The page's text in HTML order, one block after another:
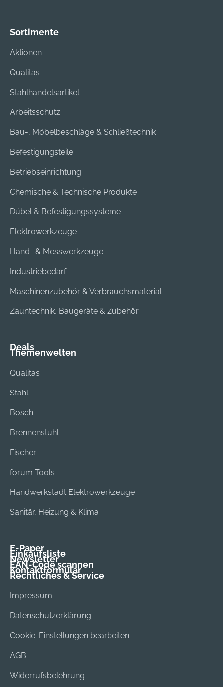
Sortimente
Aktionen
Qualitas
Stahlhandelsartikel
Arbeitsschutz
Bau-, Möbelbeschläge & Schließtechnik
Befestigungsteile
Betriebseinrichtung
Chemische & Technische Produkte
Dübel & Befestigungssysteme
Elektrowerkzeuge
Hand- & Messwerkzeuge
Industriebedarf
Maschinenzubehör & Verbrauchsmaterial
Zauntechnik, Baugeräte & Zubehör
Deals
Themenwelten
Qualitas
Stahl
Bosch
Brennenstuhl
Fischer
forum Tools
Handwerkstadt Elektrowerkzeuge
Sanitär, Heizung & Klima
E-Paper
Einkaufsliste
Newsletter
EAN-Code scannen
Kontaktformular
Rechtliches & Service
Impressum
Datenschutzerklärung
Cookie-Einstellungen bearbeiten
AGB
Widerrufsbelehrung